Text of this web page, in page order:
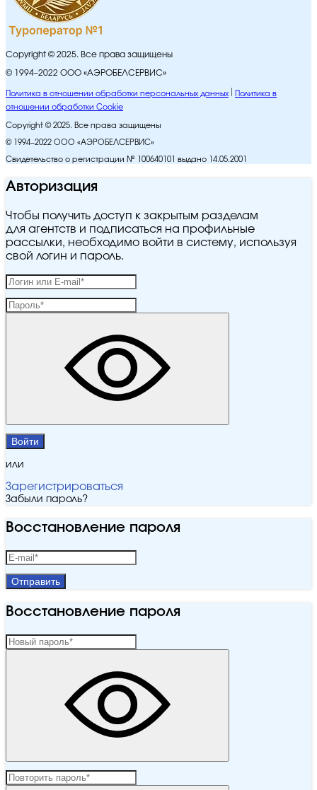
Copyright © 2025. Все права защищены
© 1994–2022 ООО «АЭРОБЕЛСЕРВИС»
Политика в отношении обработки персональных данных
Политика в
отношении обработки Cookie
Copyright © 2025. Все права защищены
© 1994–2022 ООО «АЭРОБЕЛСЕРВИС»
Свидетельство о регистрации № 100640101 выдано 14.05.2001
Авторизация
Чтобы получить доступ к закрытым разделам
для агентств и подписаться на профильные
рассылки, необходимо войти в систему, используя
свой логин и пароль.
Войти
или
Зарегистрироваться
Забыли пароль?
Восстановление пароля
Отправить
Восстановление пароля